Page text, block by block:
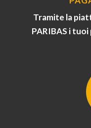
Tramite la
PARIBAS i